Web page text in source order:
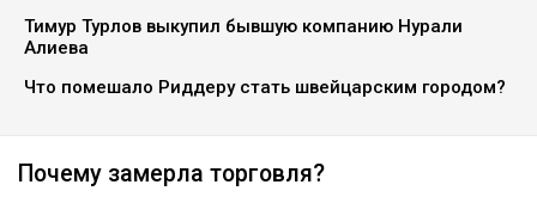
Тимур Турлов выкупил бывшую компанию Нурали
Алиева
Что помешало Риддеру стать швейцарским городом?
Почему замерла торговля?